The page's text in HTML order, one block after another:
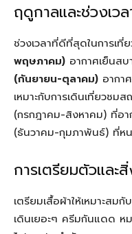
ฤดูกาลและช่วงเว
ช่วงเวลาที่ดีที่สุดในการเที่
พฤษภาคม) อากาศเย็นส
(กันยายน-ตุลาคม) อากา
เหมาะกับการเดินเที่ยวช
(กรกฎาคม-สิงหาคม) ที่อ
(ธันวาคม-กุมภาพันธ์) ที่ห
การเตรียมตัวและ
เตรียมเสื้อผ้าให้เหมาะสม
เดินเยอะๆ ครีมกันแดด ห